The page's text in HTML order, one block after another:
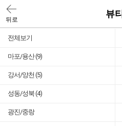
뒤로
뷰티
전체보기
마포/용산(9)
강서/양천 (5)
성동/성북(4)
광진/중랑